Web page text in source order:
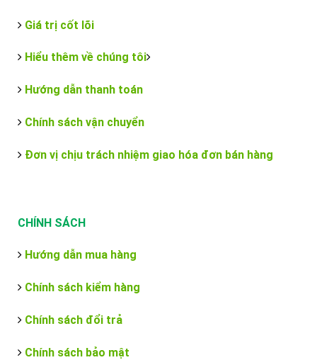
Giá trị cốt lõi
Hiểu thêm về chúng tôi
Hướng dẫn thanh toán
Chính sách vận chuyển
Đơn vị chịu trách nhiệm giao hóa đơn bán hàng
CHÍNH SÁCH
Hướng dẫn mua hàng
Chính sách kiểm hàng
Chính sách đổi trả
Chính sách bảo mật